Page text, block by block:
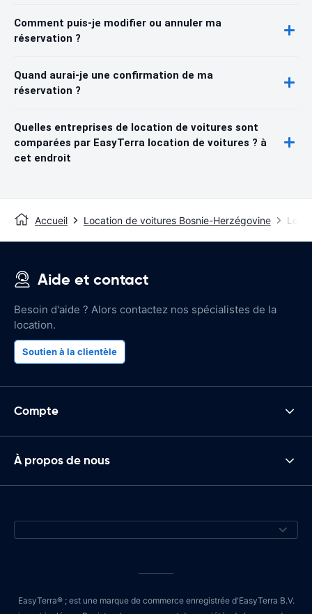
Comment puis-je modifier ou annuler ma
réservation ?
Quand aurai-je une confirmation de ma
réservation ?
Quelles entreprises de location de voitures sont
comparées par EasyTerra location de voitures ? à
cet endroit
Accueil Location de voitures Bosnie-Herzégovine
Aide et contact
Besoin d'aide ? Alors contactez nos spécialistes de la
location.
Soutien à la clientèle
Compte
À propos de nous
EasyTerra® ; est une marque de commerce enregistrée d'EasyTerra B.V.